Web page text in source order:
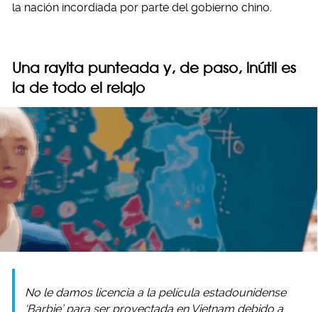
la nación incordiada por parte del gobierno chino.
Una rayita punteada y, de paso, inútil es
la de todo el relajo
No le damos licencia a la película estadounidense
‘Barbie’ para ser proyectada en Vietnam debido a